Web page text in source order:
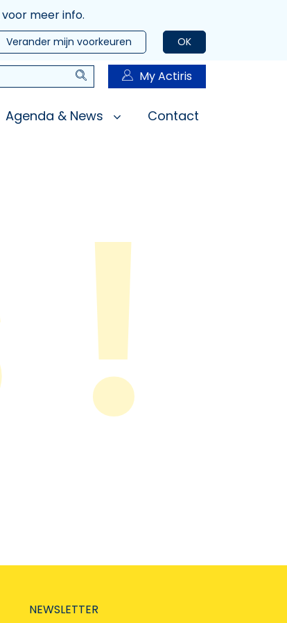
voor meer info.
OK
Verander mijn voorkeuren
Zoeken My Actiris
Agenda & News Contact
NEWSLETTER